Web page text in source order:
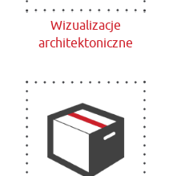
Wizualizacje
architektoniczne